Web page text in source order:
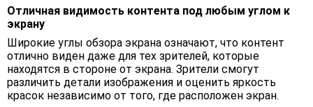
Отличная видимость контента под любым углом к
экрану
Широкие углы обзора экрана означают, что контент
отлично виден даже для тех зрителей, которые
находятся в стороне от экрана. Зрители смогут
различить детали изображения и оценить яркость
красок независимо от того, где расположен экран.